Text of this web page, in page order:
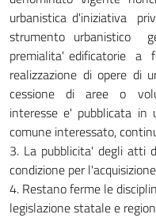
urbanistica d'iniziativa
strumento urbanistico
premialita' edificatorie a
realizzazione di opere di
cessione di aree o
interesse e' pubblicata
comune interessato,
3. La pubblicita' degli
condizione per
4. Restano ferme le
legislazione statale e